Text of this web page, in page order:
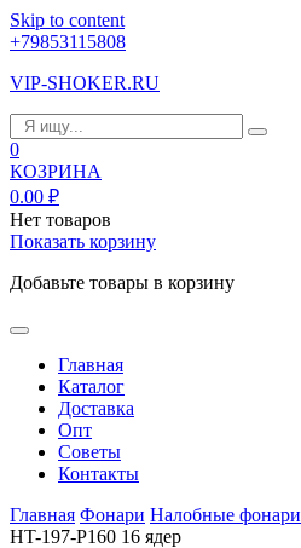
Skip to content
+79853115808
VIP-SHOKER.RU
0
КОЗРИНА
0.00 ₽
Нет товаров
Показать корзину
Добавьте товары в корзину
Главная
Каталог
Доставка
Опт
Советы
Контакты
Главная Фонари Налобные фонари
HT-197-P160 16 ядер